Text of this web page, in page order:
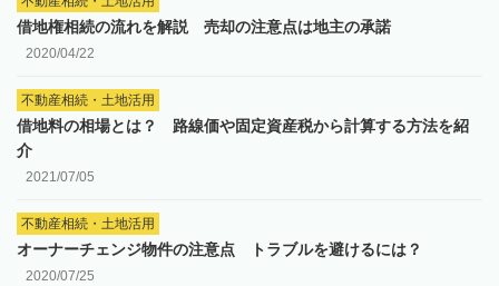
借地権相続の流れを解説 売却の注意点は地主の承諾
2020/04/22
不動産相続・土地活用
借地料の相場とは？ 路線価や固定資産税から計算する方法を紹
介
2021/07/05
不動産相続・土地活用
オーナーチェンジ物件の注意点 トラブルを避けるには？
2020/07/25